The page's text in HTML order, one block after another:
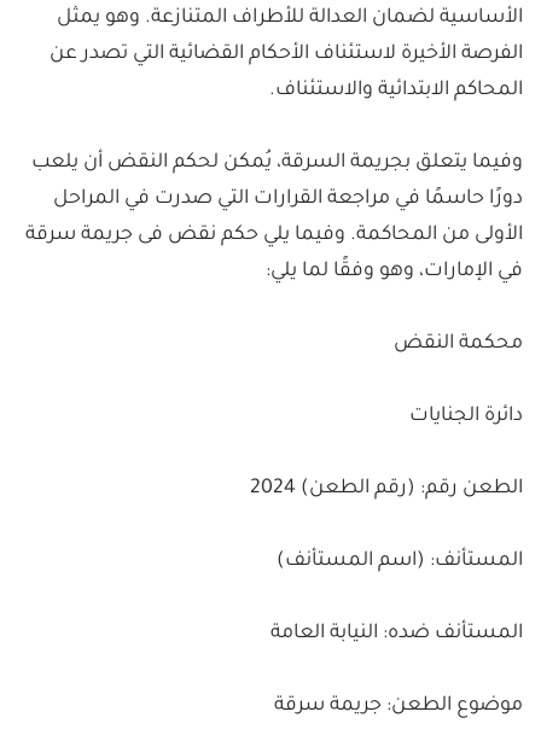
الأساسية لضمان العدالة للأطراف المتنازعة. وهو يمثل
الفرصة الأخيرة لاستئناف الأحكام القضائية التي تصدر عن
المحاكم الابتدائية والاستئناف.
وفيما يتعلق بجريمة السرقة، يُمكن لحكم النقض أن يلعب
دورًا حاسمًا في مراجعة القرارات التي صدرت في المراحل
الأولى من المحاكمة. وفيما يلي حكم نقض فى جريمة سرقة
في الإمارات، وهو وفقًا لما يلي:
محكمة النقض
دائرة الجنايات
الطعن رقم: (رقم الطعن) 2024
المستأنف: (اسم المستأنف)
المستأنف ضده: النيابة العامة
موضوع الطعن: جريمة سرقة